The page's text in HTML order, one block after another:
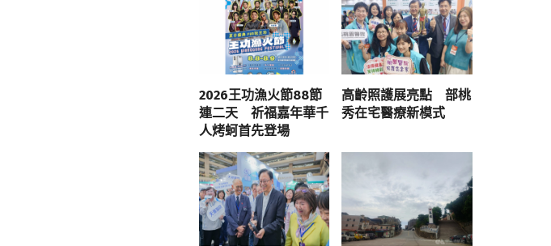
2026王功漁火節88節
連二天 祈福嘉年華千
人烤蚵首先登場
高齡照護展亮點 部桃
秀在宅醫療新模式